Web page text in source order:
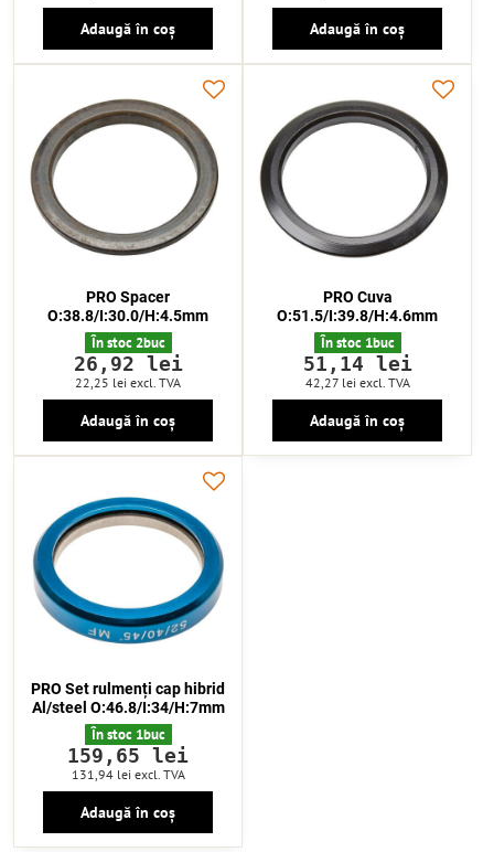
Adaugă în coș Adaugă în coș
PRO Spacer
O:38.8/I:30.0/H:4.5mm
În stoc 2buc
26,92 lei
22,25 lei excl. TVA
Adaugă în coș
PRO Cuva
O:51.5/I:39.8/H:4.6mm
În stoc 1buc
51,14 lei
42,27 lei excl. TVA
Adaugă în coș
PRO Set rulmenți cap hibrid
Al/steel O:46.8/I:34/H:7mm
În stoc 1buc
159,65 lei
131,94 lei excl. TVA
Adaugă în coș